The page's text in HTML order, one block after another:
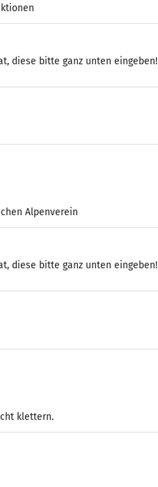
diese bitte ganz unten eingeben!
Alpenverein
diese bitte ganz unten eingeben!
klettern.